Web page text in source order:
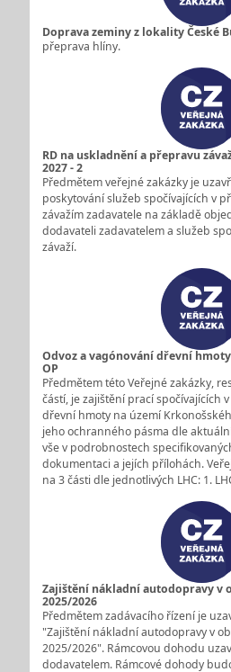
Doprava zeminy z lokality České
přeprava hlíny.
RD na uskladnění a přepravu
2027 - 2
Předmětem veřejné zakázky je
poskytování služeb spočívajících v
závažím zadavatele na základě
dodavateli zadavatelem a služeb
závaží.
Odvoz a vagónování dřevní hmoty
OP
Předmětem této Veřejné zakázky,
částí, je zajištění prací spočívajících
dřevní hmoty na území
jeho ochranného pásma dle
vše v podrobnostech
dokumentaci a jejích přílohách.
na 3 části dle jednotlivých LHC: 1.
Zajištění nákladní autodopravy v
2025/2026
Předmětem zadávacího řízení je
"Zajištění nákladní autodopravy v
2025/2026". Rámcovou dohodu
dodavatelem. Rámcové dohody